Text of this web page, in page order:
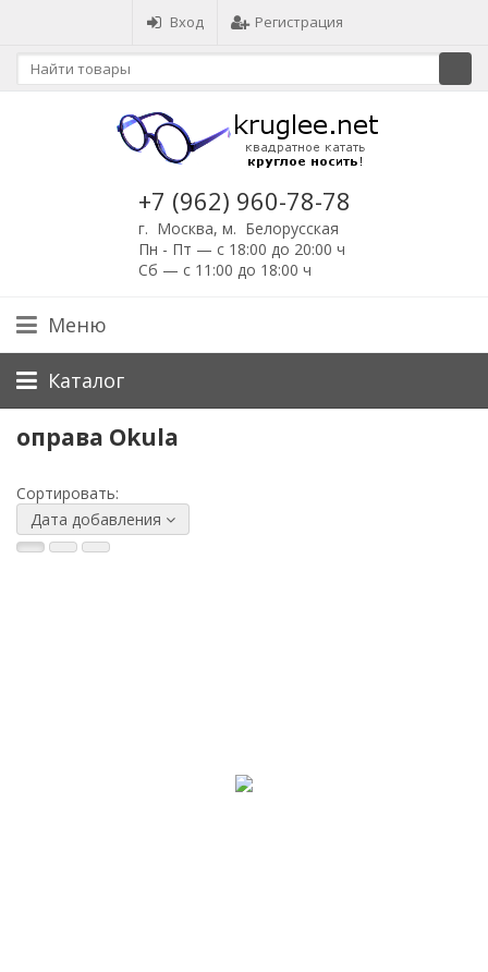
Вход Регистрация
+7 (962) 960-78-78
г. Москва, м. Белорусская
Пн - Пт — с 18:00 до 20:00 ч
Сб — с 11:00 до 18:00 ч
Меню
Каталог
оправа Okula
Сортировать:
Дата добавления